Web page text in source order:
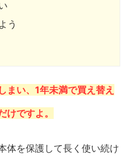
う
まい、1年未満で買え替え
ですよ。
体を保護して長く使い続け